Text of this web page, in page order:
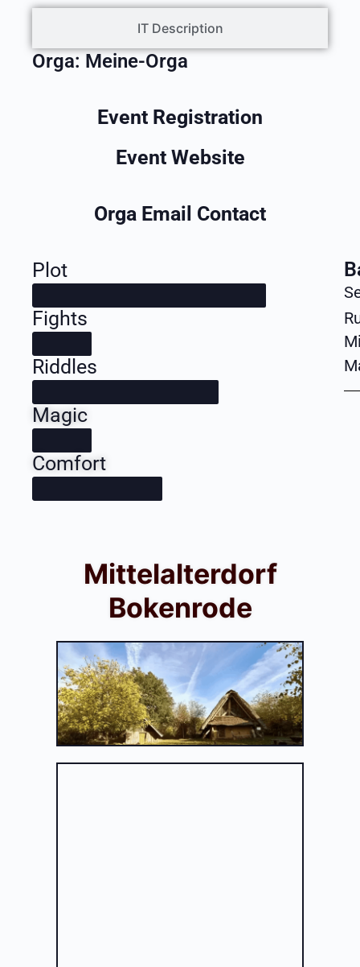
IT Description
Orga: Meine-Orga
Event Registration
Event Website
Orga Email Contact
Plot
Fights
Riddles
Magic
Comfort
Mittelalterdorf
Bokenrode